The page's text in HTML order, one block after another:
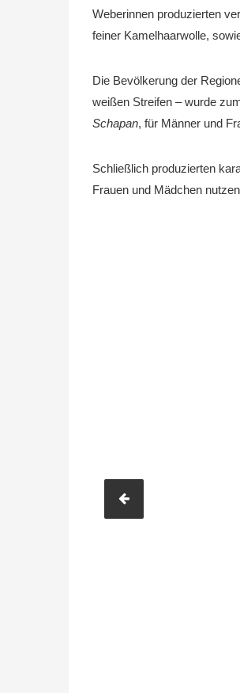
Weberinnen produzierten
feiner Kamelhaarwolle,
Die Bevölkerung der
weißen Streifen – wurde
Schapan, für Männer und
Schließlich produzierten
Frauen und Mädchen